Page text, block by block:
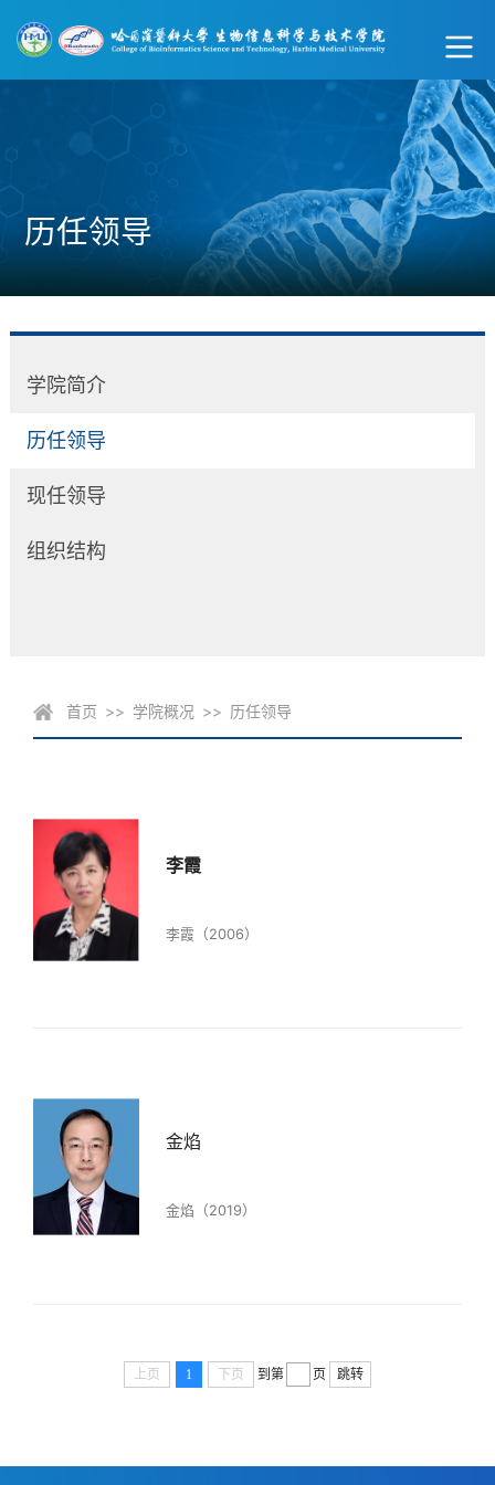
历任领导
学院简介
历任领导
现任领导
组织结构
首页 >> 学院概况 >> 历任领导
李霞
李霞（2006）
金焰
金焰（2019）
上页 1 下页 到第 页 跳转